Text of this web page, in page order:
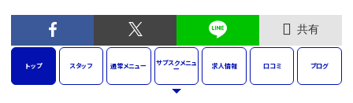
共有
トップ スタッフ 通常メニュー サブスクメニュ
ー 求人情報 口コミ ブログ